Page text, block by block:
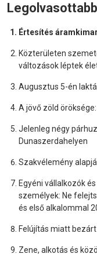
Legolvasottabb
Értesítés
Közterületen
változások léptek
Augusztus 5-én
A jövő zöld
Jelenleg négy
Dunaszerdahelyen
Szakvélemény
Egyéni vállalkozók
személyek: Ne
és első alkalommal
Felújítás miatt
Zene, alkotás és